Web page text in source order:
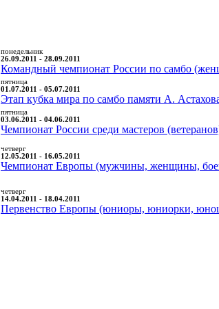
понедельник
26.09.2011 - 28.09.2011
Командный чемпионат России по самбо
пятница
01.07.2011 - 05.07.2011
Этап кубка мира по самбо памяти А.
пятница
03.06.2011 - 04.06.2011
Чемпионат России среди мастеров
четверг
12.05.2011 - 16.05.2011
Чемпионат Европы (мужчины, женщины,
четверг
14.04.2011 - 18.04.2011
Первенство Европы (юниоры, юниорки,